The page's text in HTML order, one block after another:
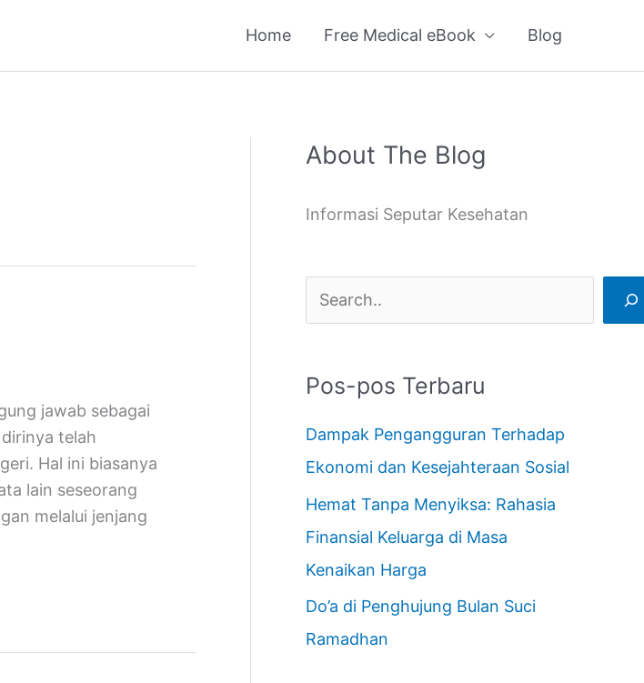
Home Free Medical eBook Blog
jawab sebagai
telah
Hal ini biasanya
lain seseorang
melalui jenjang
About The Blog
Informasi Seputar Kesehatan
C
r
Pos-pos Terbaru
Dampak Pengangguran Terhadap
Ekonomi dan Kesejahteraan Sosial
Hemat Tanpa Menyiksa: Rahasia
Finansial Keluarga di Masa
Kenaikan Harga
Do’a di Penghujung Bulan Suci
Ramadhan